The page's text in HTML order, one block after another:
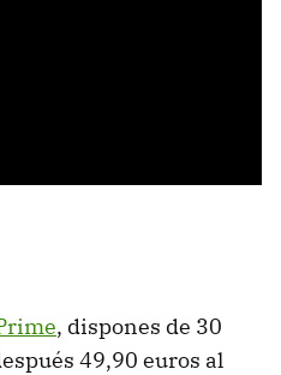
, dispones de 30
49,90 euros al